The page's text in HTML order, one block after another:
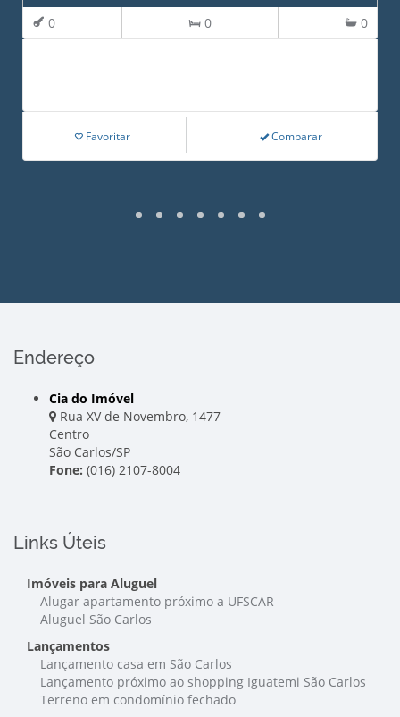
0 0 0
Favoritar Comparar
Endereço
Cia do Imóvel
Rua XV de Novembro, 1477
Centro
São Carlos/SP
Fone: (016) 2107-8004
Links Úteis
Imóveis para Aluguel
Alugar apartamento próximo a UFSCAR
Aluguel São Carlos
Lançamentos
Lançamento casa em São Carlos
Lançamento próximo ao shopping Iguatemi São Carlos
Terreno em condomínio fechado